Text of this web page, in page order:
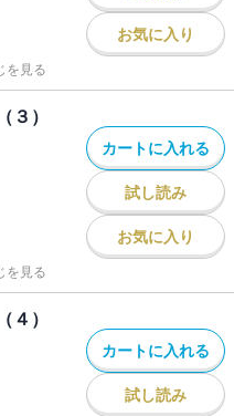
お気に入り
を見る
３）
カートに入れる
試し読み
お気に入り
を見る
４）
カートに入れる
試し読み